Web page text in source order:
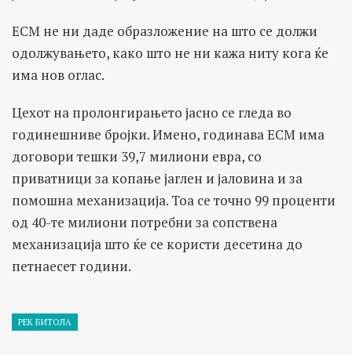
ЕСМ не ни даде образложение на што се должи
одолжувањето, како што не ни кажа ниту кога ќе
има нов оглас.
Цехот на пролонгирањето јасно се гледа во
годинешниве бројки. Имено, годинава ЕСМ има
договори тешки 39,7 милиони евра, со
приватници за копање јаглен и јаловина и за
помошна механизација. Тоа се точно 99 проценти
од 40-те милиони потребни за сопствена
механизација што ќе се користи десетина до
петнаесет години.
РЕК БИТОЛА